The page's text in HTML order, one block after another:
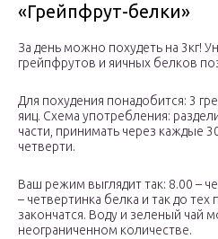
«Грейпфрут-белки»
За день можно похудеть на 3кг!
грейпфрутов и яичных белков
Для похудения понадобится: 3
яиц. Схема употребления:
части, принимать через каждые
четверти.
Ваш режим выглядит так: 8.00 –
– четвертинка белка и так до тех
закончатся. Воду и зеленый чай
неограниченном количестве.